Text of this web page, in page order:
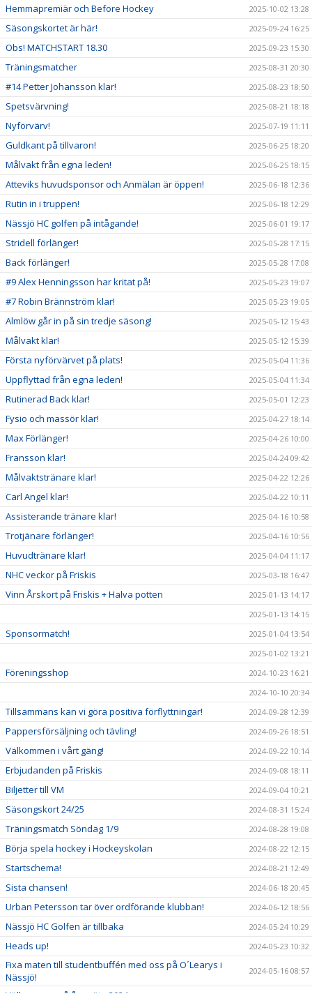
Hemmapremiär och Before Hockey 2025-10-02 13:28
Säsongskortet är här! 2025-09-24 16:25
Obs! MATCHSTART 18.30 2025-09-23 15:30
Träningsmatcher 2025-08-31 20:30
#14 Petter Johansson klar! 2025-08-23 18:50
Spetsvärvning! 2025-08-21 18:18
Nyförvärv! 2025-07-19 11:11
Guldkant på tillvaron! 2025-06-25 18:20
Målvakt från egna leden! 2025-06-25 18:15
Atteviks huvudsponsor och Anmälan är öppen! 2025-06-18 12:36
Rutin in i truppen! 2025-06-18 12:29
Nässjö HC golfen på intågande! 2025-06-01 19:17
Stridell förlänger! 2025-05-28 17:15
Back förlänger! 2025-05-28 17:08
#9 Alex Henningsson har kritat på! 2025-05-23 19:07
#7 Robin Brännström klar! 2025-05-23 19:05
Almlöw går in på sin tredje säsong! 2025-05-12 15:43
Målvakt klar! 2025-05-12 15:39
Första nyförvärvet på plats! 2025-05-04 11:36
Uppflyttad från egna leden! 2025-05-04 11:34
Rutinerad Back klar! 2025-05-01 12:23
Fysio och massör klar! 2025-04-27 18:14
Max Förlänger! 2025-04-26 10:00
Fransson klar! 2025-04-24 09:42
Målvaktstränare klar! 2025-04-22 12:26
Carl Angel klar! 2025-04-22 10:11
Assisterande tränare klar! 2025-04-16 10:58
Trotjänare förlänger! 2025-04-16 10:56
Huvudtränare klar! 2025-04-04 11:17
NHC veckor på Friskis 2025-03-18 16:47
Vinn Årskort på Friskis + Halva potten
2025-01-13 14:17
2025-01-13 14:15
Sponsormatch!
2025-01-04 13:54
2025-01-02 13:21
Föreningsshop
2024-10-23 16:21
2024-10-10 20:34
Tillsammans kan vi göra positiva förflyttningar! 2024-09-28 12:39
Pappersförsäljning och tävling! 2024-09-26 18:51
Välkommen i vårt gäng! 2024-09-22 10:14
Erbjudanden på Friskis 2024-09-08 18:11
Biljetter till VM 2024-09-04 10:21
Säsongskort 24/25 2024-08-31 15:24
Träningsmatch Söndag 1/9 2024-08-28 19:08
Börja spela hockey i Hockeyskolan 2024-08-22 12:15
Startschema! 2024-08-21 12:49
Sista chansen! 2024-06-18 20:45
Urban Petersson tar över ordförande klubban! 2024-06-12 18:56
Nässjö HC Golfen är tillbaka 2024-05-24 10:29
Heads up! 2024-05-23 10:32
Fixa maten till studentbuffén med oss på O´Learys i
Nässjö!
2024-05-16 08:57
Välkommen på årsmöte 2024